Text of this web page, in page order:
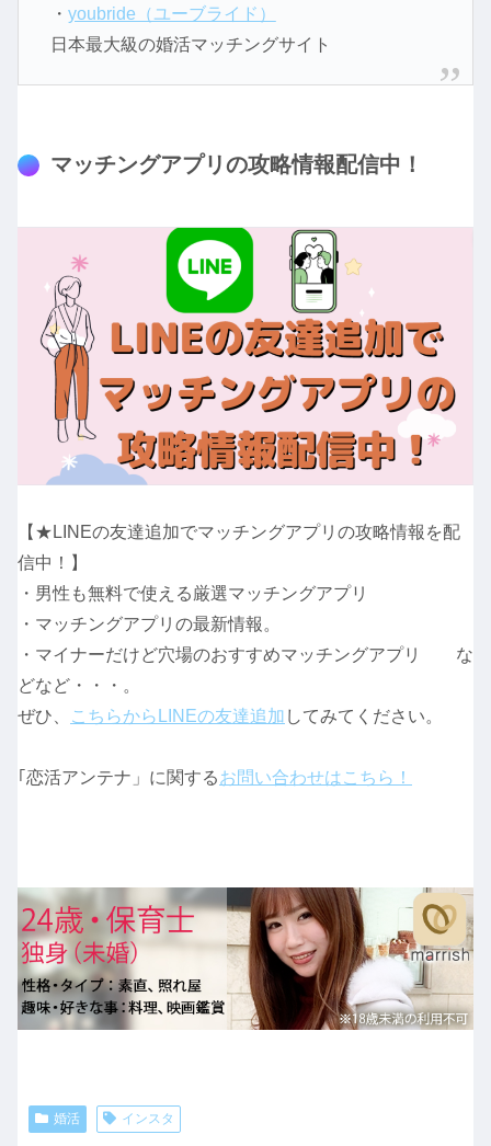
・ youbride（ユーブライド）
日本最大級の婚活マッチングサイト
マッチングアプリの攻略情報配信中！
【★LINEの友達追加でマッチングアプリの攻略情報を配
信中！】
・男性も無料で使える厳選マッチングアプリ
・マッチングアプリの最新情報。
・マイナーだけど穴場のおすすめマッチングアプリ な
どなど・・・。
ぜひ、
こちらからLINEの友達追加 してみてください。
｢恋活アンテナ」に関するお問い合わせはこちら！
婚活 インスタ